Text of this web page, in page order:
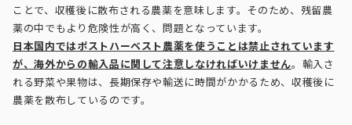
ことで、収穫後に散布される農薬を意味します。そのため、残留農
薬の中でもより危険性が高く、問題となっています。
日本国内ではポストハーベスト農薬を使うことは禁止されています
が、海外からの輸入品に関して注意しなければいけません。輸入さ
れる野菜や果物は、長期保存や輸送に時間がかかるため、収穫後に
農薬を散布しているのです。